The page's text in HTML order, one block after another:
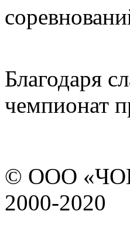
Благодаря
чемпионат
© ООО «ЧОП
2000-2020